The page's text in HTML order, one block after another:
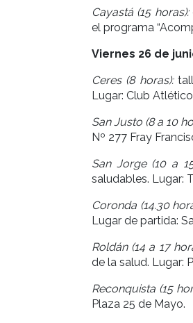
Cayastá (15 horas):
el programa
Viernes 26 de
Ceres (8 horas):
Lugar: Club
San Justo (8 a 10
Nº 277 Fray
San Jorge (10 a
saludables. Lugar:
Coronda (14.30
Lugar de partida:
Roldán (14 a 17
de la salud. Lugar:
Reconquista (15
Plaza 25 de Mayo.